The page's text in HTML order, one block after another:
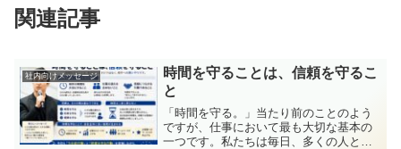
関連記事
社内向けメッセージ
時間を守ることは、信頼を守るこ
と
「時間を守る。」当たり前のことのよう
ですが、仕事において最も大切な基本の
一つです。私たちは毎日、多くの人と関